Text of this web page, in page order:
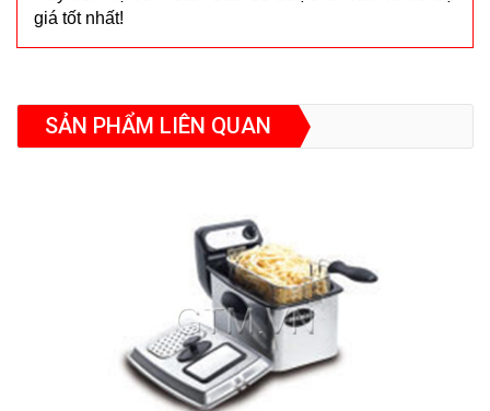
giá tốt nhất!
SẢN PHẨM LIÊN QUAN